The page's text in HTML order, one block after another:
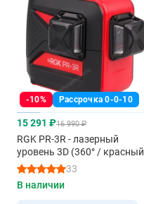
-10% Рассрочка 0-0-10
15 291 ₽16 990 ₽
RGK PR-3R - лазерный
уровень 3D (360° / красный
луч / 70м с приемником /
АКБ)
33
В наличии